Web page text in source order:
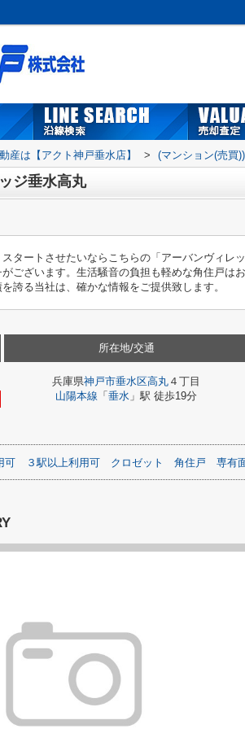
産は【アクト神戸垂水店】 > (マンション(売買
ジ垂水高丸
タートさせたいならこちらの「アーバンヴィ
ございます。生活騒音の負担も軽めな角住戸
誇る当社は、確かな情報をご提供致します。
所在地/交通
兵庫県神戸市垂水区高丸 ４丁目
山陽本線 「 垂水 」駅 徒歩19分
可 ３駅以上利用可 クロゼット 角住戸 専有